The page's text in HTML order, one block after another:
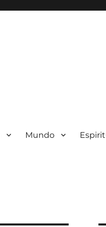
Mundo